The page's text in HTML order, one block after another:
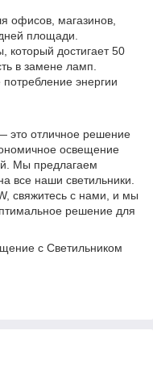
офисов, магазинов,
площади.
который достигает 50
в замене ламп.
энергии
это отличное решение
освещение
Мы предлагаем
все наши светильники.
свяжитесь с нами, и мы
решение для
с Светильником